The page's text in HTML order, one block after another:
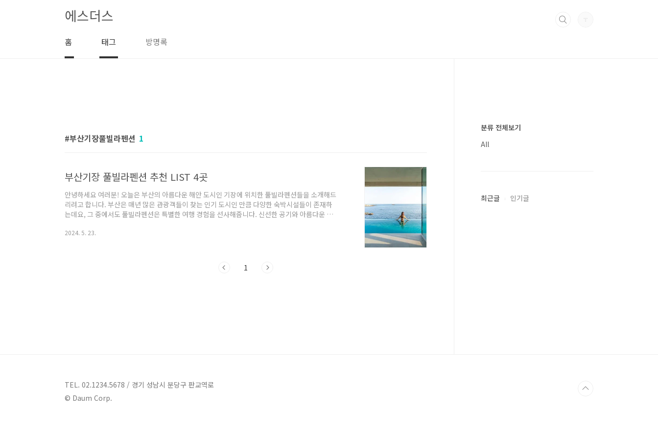
에스더스
홈 태그 방명록
부산기장풀빌라펜션 1
부산기장 풀빌라펜션 추천 LIST 4곳
안녕하세요 여러분! 오늘은 부산의 아름다운 해안 도시인 기장에 위치한 풀빌라펜션들을 소개해드
리려고 합니다. 부산은 매년 많은 관광객들이 찾는 인기 도시인 만큼 다양한 숙박시설들이 존재하
는데요, 그 중에서도 풀빌라펜션은 특별한 여행 경험을 선사해줍니다. 신선한 공기와 아름다운 풍
여행을 떠나보시죠!부산기장 풀빌라펜션 4곳 정보 1. 타이드어웨이 풀빌라 정보주소 : 부산 기장
안로 26에 위치해 있습니다.타이드어웨이 풀빌라는 파도가..
2024. 5. 23.
1
분류 전체보기
All
최근글 인기글
TEL. 02.1234.5678 / 경기 성남시 분당구 판교역로
© Daum Corp.